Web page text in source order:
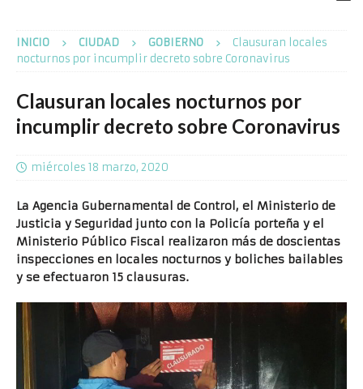
INICIO CIUDAD GOBIERNO
Clausuran locales
nocturnos por incumplir decreto sobre Coronavirus
Clausuran locales nocturnos por
incumplir decreto sobre Coronavirus
miércoles 18 marzo, 2020
La Agencia Gubernamental de Control, el Ministerio de
Justicia y Seguridad junto con la Policía porteña y el
Ministerio Público Fiscal realizaron más de doscientas
inspecciones en locales nocturnos y boliches bailables
y se efectuaron 15 clausuras.